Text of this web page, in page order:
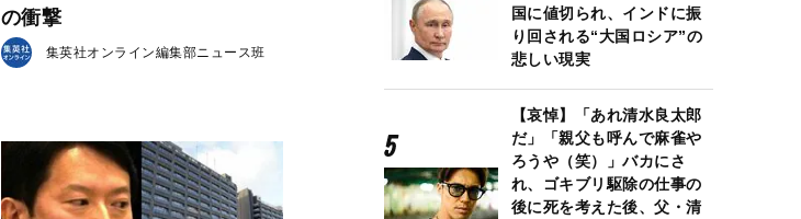
の衝撃
集英社オンライン編集部ニュース班
国に値切られ、インドに振
り回される“大国ロシア”の
悲しい現実
【哀悼】「あれ清水良太郎
だ」「親父も呼んで麻雀や
ろうや（笑）」バカにさ
れ、ゴキブリ駆除の仕事の
後に死を考えた後、父・清